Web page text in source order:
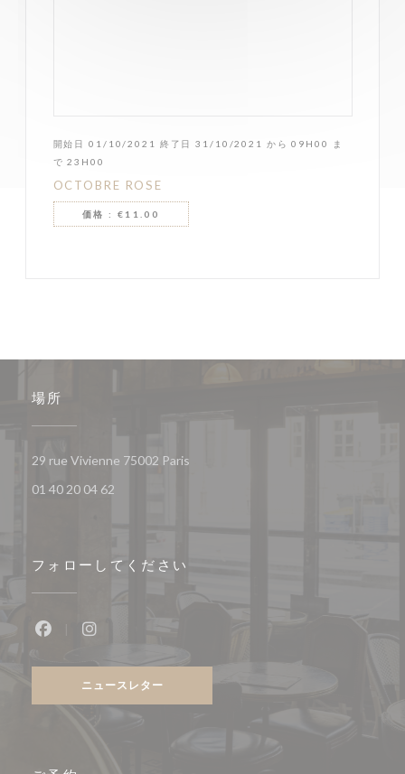
開始日 01/10/2021 終了日 31/10/2021 から 09H00 ま
で 23H00
OCTOBRE ROSE
価格 : €11.00
場所
29 rue Vivienne 75002 Paris
01 40 20 04 62
フォローしてください
ニュースレター